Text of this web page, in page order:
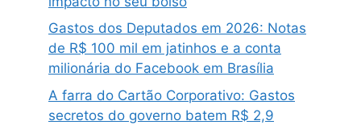
Gastos dos Deputados em 2026: Notas
de R$ 100 mil em jatinhos e a conta
milionária do Facebook em Brasília
A farra do Cartão Corporativo: Gastos
secretos do governo batem R$ 2,9